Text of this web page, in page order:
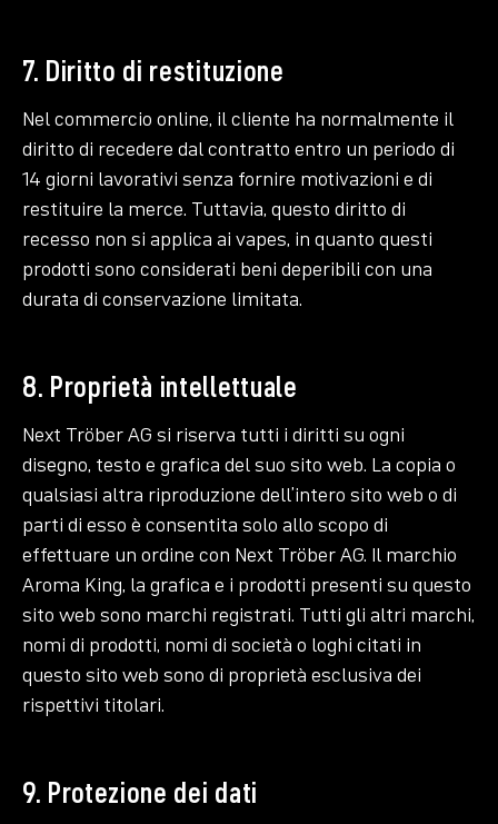
7. Diritto di restituzione
Nel commercio online, il cliente ha normalmente il
diritto di recedere dal contratto entro un periodo di
14 giorni lavorativi senza fornire motivazioni e di
restituire la merce. Tuttavia, questo diritto di
recesso non si applica ai vapes, in quanto questi
prodotti sono considerati beni deperibili con una
durata di conservazione limitata.
8. Proprietà intellettuale
Next Tröber AG si riserva tutti i diritti su ogni
disegno, testo e grafica del suo sito web. La copia o
qualsiasi altra riproduzione dell’intero sito web o di
parti di esso è consentita solo allo scopo di
effettuare un ordine con Next Tröber AG. Il marchio
Aroma King, la grafica e i prodotti presenti su questo
sito web sono marchi registrati. Tutti gli altri marchi,
nomi di prodotti, nomi di società o loghi citati in
questo sito web sono di proprietà esclusiva dei
rispettivi titolari.
9. Protezione dei dati